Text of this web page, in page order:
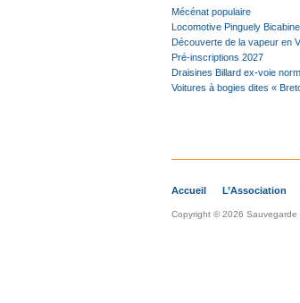
Mécénat populaire
Locomotive Pinguely Bicabine
Découverte de la vapeur en
Pré-inscriptions 2027
Draisines Billard ex-voie
Voitures à bogies dites «
Accueil L’Association
Copyright © 2026 Sauvegarde